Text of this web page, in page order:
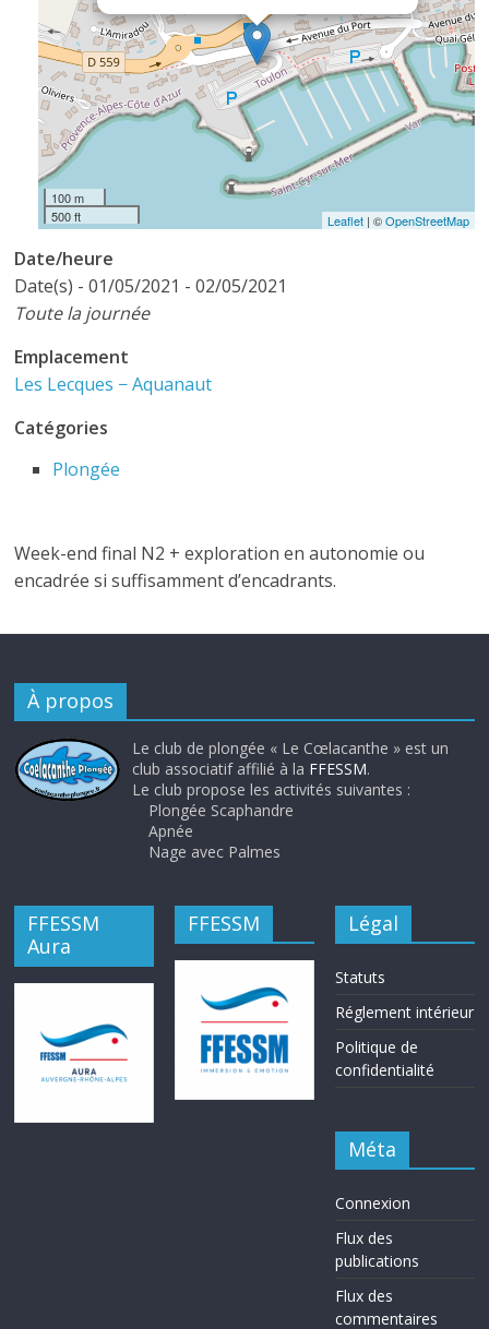
100 m
500 ft
Leaflet| ©OpenStreetMap
Date/heure
Date(s) - 01/05/2021 - 02/05/2021
Toute la journée
Emplacement
Les Lecques − Aquanaut
Catégories
Plongée
Week-end final N2 + exploration en autonomie ou
encadrée si suffisamment d’encadrants.
À propos
Le club de plongée « Le Cœlacanthe » est un
club associatif affilié à la FFESSM.
Le club propose les activités suivantes :
Plongée Scaphandre
Apnée
Nage avec Palmes
FFESSM
Aura
FFESSM Légal
Statuts
Réglement intérieur
Politique de
confidentialité
Méta
Connexion
Flux des
publications
Flux des
commentaires